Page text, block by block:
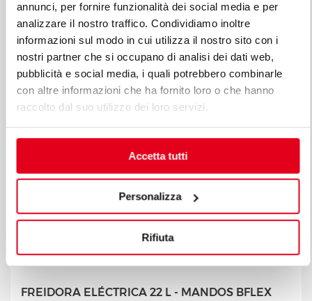
annunci, per fornire funzionalità dei social media e per
analizzare il nostro traffico. Condividiamo inoltre
informazioni sul modo in cui utilizza il nostro sito con i
nostri partner che si occupano di analisi dei dati web,
pubblicità e social media, i quali potrebbero combinarle
con altre informazioni che ha fornito loro o che hanno
raccolto dal suo utilizzo dei loro servizi.
Accetta tutti
Personalizza
Rifiuta
Mod. SE9F18-4M Cód. 13505600
FREIDORA ELÉCTRICA 22 L - MANDOS BFLEX